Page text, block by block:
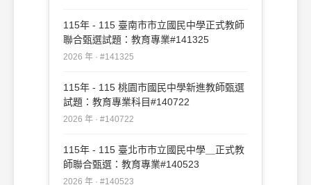
115年 - 115 臺南市市立國民中學正式教師
聯合甄選試題：教育專業#141325
2026 年 · #141325
115年 - 115 桃園市國民中學新進教師甄選
試題：教育專業科目#140722
2026 年 · #140722
115年 - 115 臺北市市立國民中學＿正式教
師聯合甄選：教育專業#140523
2026 年 · #140523